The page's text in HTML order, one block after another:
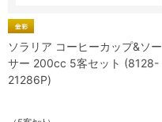
ソラリア コーヒーカップ&ソー
サー 200cc 5客セット (8128-
21286P)